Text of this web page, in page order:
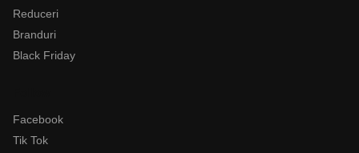
Reduceri
Branduri
Black Friday
Facebook
Tik Tok